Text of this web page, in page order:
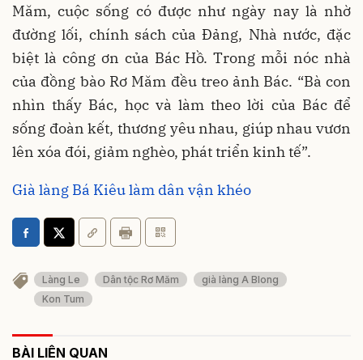
Măm, cuộc sống có được như ngày nay là nhờ
đường lối, chính sách của Đảng, Nhà nước, đặc
biệt là công ơn của Bác Hồ. Trong mỗi nóc nhà
của đồng bào Rơ Măm đều treo ảnh Bác. “Bà con
nhìn thấy Bác, học và làm theo lời của Bác để
sống đoàn kết, thương yêu nhau, giúp nhau vươn
lên xóa đói, giảm nghèo, phát triển kinh tế”.
Già làng Bá Kiêu làm dân vận khéo
Làng Le Dân tộc Rơ Măm
già làng A Blong
Kon Tum
BÀI LIÊN QUAN